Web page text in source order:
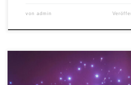
von admin